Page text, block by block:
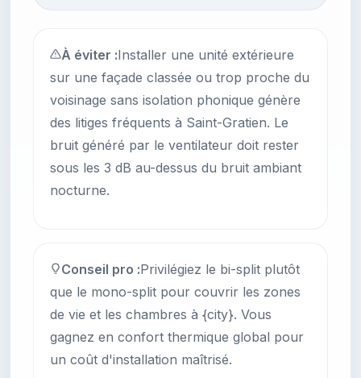
À éviter :Installer une unité extérieure
sur une façade classée ou trop proche du
voisinage sans isolation phonique génère
des litiges fréquents à Saint-Gratien. Le
bruit généré par le ventilateur doit rester
sous les 3 dB au-dessus du bruit ambiant
nocturne.
Conseil pro :Privilégiez le bi-split plutôt
que le mono-split pour couvrir les zones
de vie et les chambres à {city}. Vous
gagnez en confort thermique global pour
un coût d'installation maîtrisé.